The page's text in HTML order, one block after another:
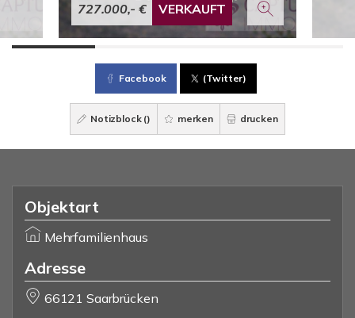
727.000,- € VERKAUFT
Facebook (Twitter)
Notizblock () merken drucken
Objektart
Mehrfamilienhaus
Adresse
66121 Saarbrücken